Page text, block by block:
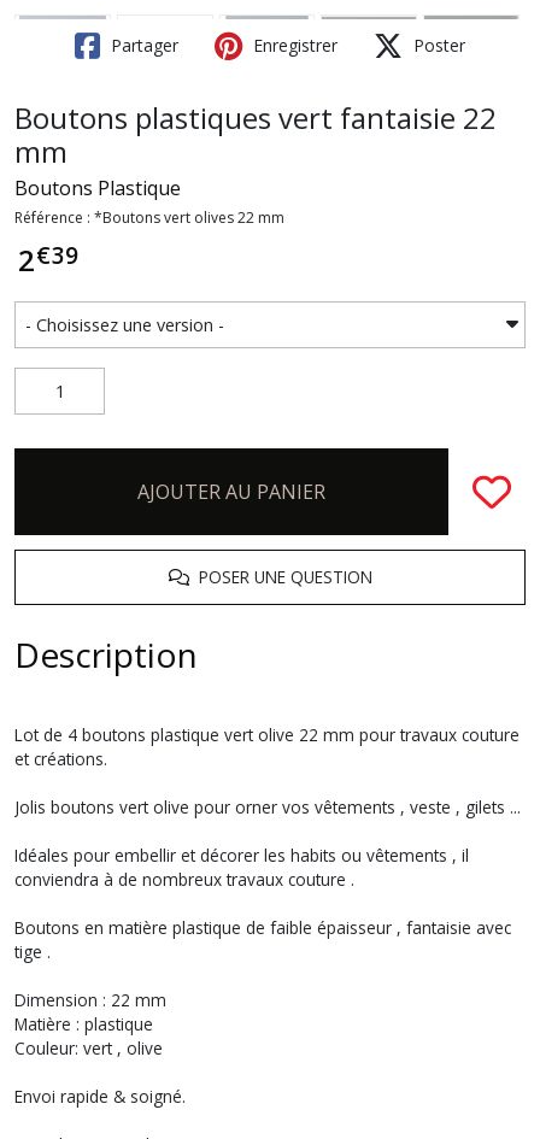
Partager Enregistrer Poster
Boutons plastiques vert fantaisie 22
mm
Boutons Plastique
Référence : *Boutons vert olives 22 mm
2€39
AJOUTER AU PANIER
POSER UNE QUESTION
Description
Lot de 4 boutons plastique vert olive 22 mm pour travaux couture
et créations.
Jolis boutons vert olive pour orner vos vêtements , veste , gilets ...
Idéales pour embellir et décorer les habits ou vêtements , il
conviendra à de nombreux travaux couture .
Boutons en matière plastique de faible épaisseur , fantaisie avec
tige .
Dimension : 22 mm
Matière : plastique
Couleur: vert , olive
Envoi rapide & soigné.